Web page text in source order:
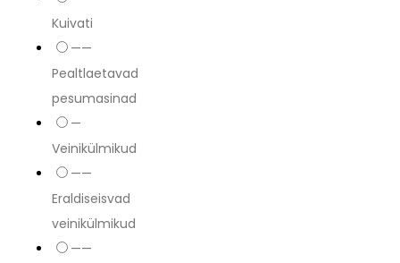
Kuivati
——
Pealtlaetavad
pesumasinad
—
Veinikülmikud
——
Eraldiseisvad
veinikülmikud
——